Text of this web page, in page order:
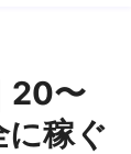
20〜
稼ぐ